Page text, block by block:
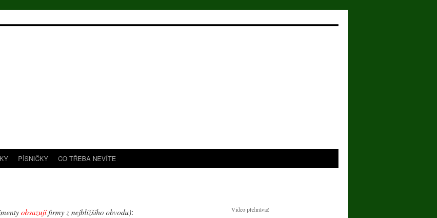
PÍSNIČKY CO TŘEBA NEVÍTE
obsazujífirmy z nejbližšího obvodu): Video přehrávač